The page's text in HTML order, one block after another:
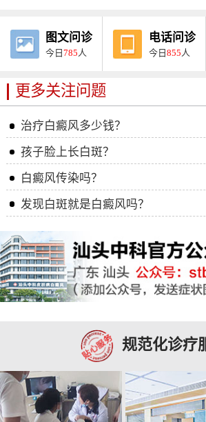
图文问诊
今日785 人
电话问诊
今日855 人
更多关注问题
治疗白癜风多少钱？
孩子脸上长白斑？
白癜风传染吗？
发现白斑就是白癜风吗？
规范化诊疗